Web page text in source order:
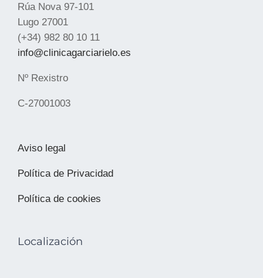
Rúa Nova 97-101
Lugo 27001
(+34) 982 80 10 11
info@clinicagarciarielo.es
Nº Rexistro
C-27001003
Aviso legal
Política de Privacidad
Política de cookies
Localización